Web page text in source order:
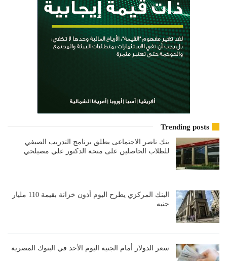
Trending posts
بنك ناصر الاجتماعى يطلق برنامج التدريب الصيفي
للطلاب الحاصلين على منحة الدكتور علي مصيلحي
البنك المركزي يطرح اليوم أذون خزانة بقيمة 110 مليار
جنيه
سعر الدولار أمام الجنيه اليوم الأحد في البنوك المصرية